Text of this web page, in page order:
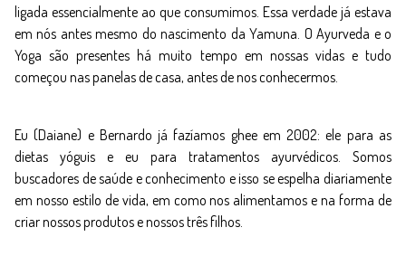
ligada essencialmente ao que consumimos. Essa verdade já estava
em nós antes mesmo do nascimento da Yamuna. O Ayurveda e o
Yoga são presentes há muito tempo em nossas vidas e tudo
começou nas panelas de casa, antes de nos conhecermos.
Eu (Daiane) e Bernardo já fazíamos ghee em 2002: ele para as
dietas yóguis e eu para tratamentos ayurvédicos. Somos
buscadores de saúde e conhecimento e isso se espelha diariamente
em nosso estilo de vida, em como nos alimentamos e na forma de
criar nossos produtos e nossos três filhos.